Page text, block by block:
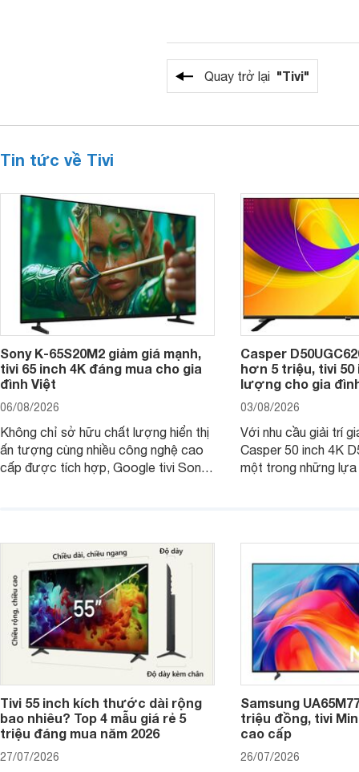
Quay trở lại "Tivi"
Tin tức về Tivi
Sony K-65S20M2 giảm giá mạnh,
tivi 65 inch 4K đáng mua cho gia
đình Việt
06/08/2026
Không chỉ sở hữu chất lượng hiển thị
ấn tượng cùng nhiều công nghệ cao
cấp được tích hợp, Google tivi Sony
Casper
hơn 5 triệu, tivi 50
lượng cho gia
03/08/2026
Với nhu cầu giải trí
Casper 50 inch 4K
một trong những lựa
Tivi 55 inch kích thước dài rộng
bao nhiêu? Top 4 mẫu giá rẻ 5
triệu đáng mua năm 2026
27/07/2026
Samsung
triệu đồng, tivi
cao cấp
26/07/2026